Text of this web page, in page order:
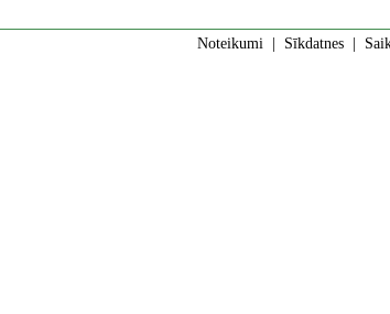
Noteikumi Sīkdatnes